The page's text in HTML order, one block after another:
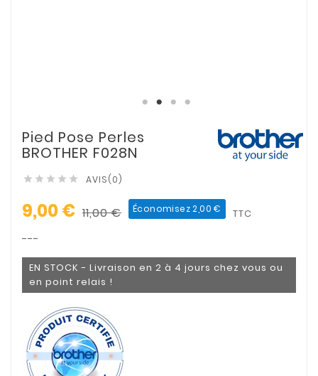
Pied Pose Perles
BROTHER F028N
     AVIS(0)
9,00 € 11,00 € Économisez 2,00 € TTC
---
EN STOCK - Livraison en 2 à 4 jours chez vous ou
en point relais !